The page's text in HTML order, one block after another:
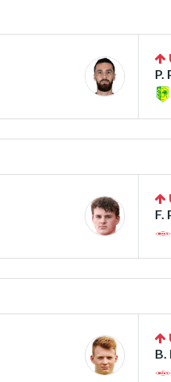
P.
F.
B.